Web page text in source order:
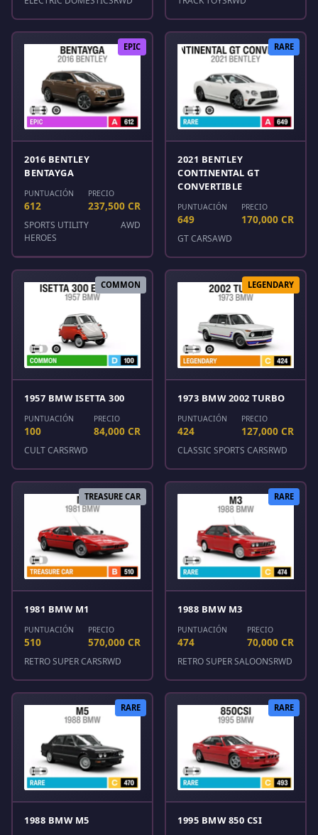
EPIC
2016 BENTLEY
BENTAYGA
PUNTUACIÓN
612
PRECIO
237,500 CR
SPORTS UTILITY
HEROES
AWD
RARE
2021 BENTLEY
CONTINENTAL GT
CONVERTIBLE
PUNTUACIÓN
649
PRECIO
170,000 CR
GT CARSAWD
COMMON
1957 BMW ISETTA 300
PUNTUACIÓN
100
PRECIO
84,000 CR
CULT CARSRWD
LEGENDARY
1973 BMW 2002 TURBO
PUNTUACIÓN
424
PRECIO
127,000 CR
CLASSIC SPORTS CARSRWD
TREASURE CAR
1981 BMW M1
PUNTUACIÓN
510
PRECIO
570,000 CR
RETRO SUPER CARSRWD
RARE
1988 BMW M3
PUNTUACIÓN
474
PRECIO
70,000 CR
RETRO SUPER SALOONSRWD
RARE
1988 BMW M5
RARE
1995 BMW 850 CSI